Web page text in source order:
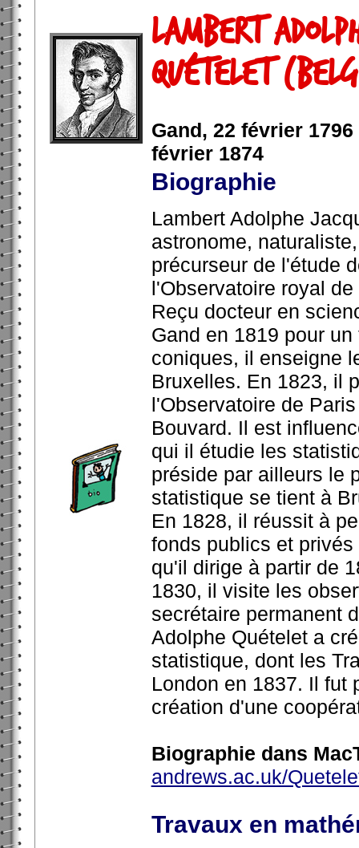
Lambert
Quételet
Gand, 22 février
février 1874
Biographie
Lambert Adolphe
astronome,
précurseur de l'étude
l'Observatoire royal
Reçu docteur en
Gand en 1819 pour
coniques, il enseigne
Bruxelles. En 1823, il
l'Observatoire de
Bouvard. Il est
qui il étudie les
préside par ailleurs le
statistique se tient à
En 1828, il réussit à
fonds publics et
qu'il dirige à partir de
1830, il visite les
secrétaire permanent
Adolphe Quételet a
statistique, dont les
London en 1837. Il fut
création d'une
Biographie dans
andrews.ac.uk/
Travaux en